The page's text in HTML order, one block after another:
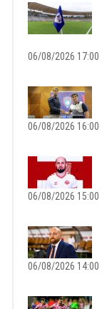
06/08/2026 17:00
06/08/2026 16:00
06/08/2026 15:00
06/08/2026 14:00